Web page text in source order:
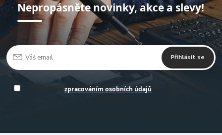
Nepropásněte novinky, akce a slevy!
Přihlásit se
zpracováním osobních údajů